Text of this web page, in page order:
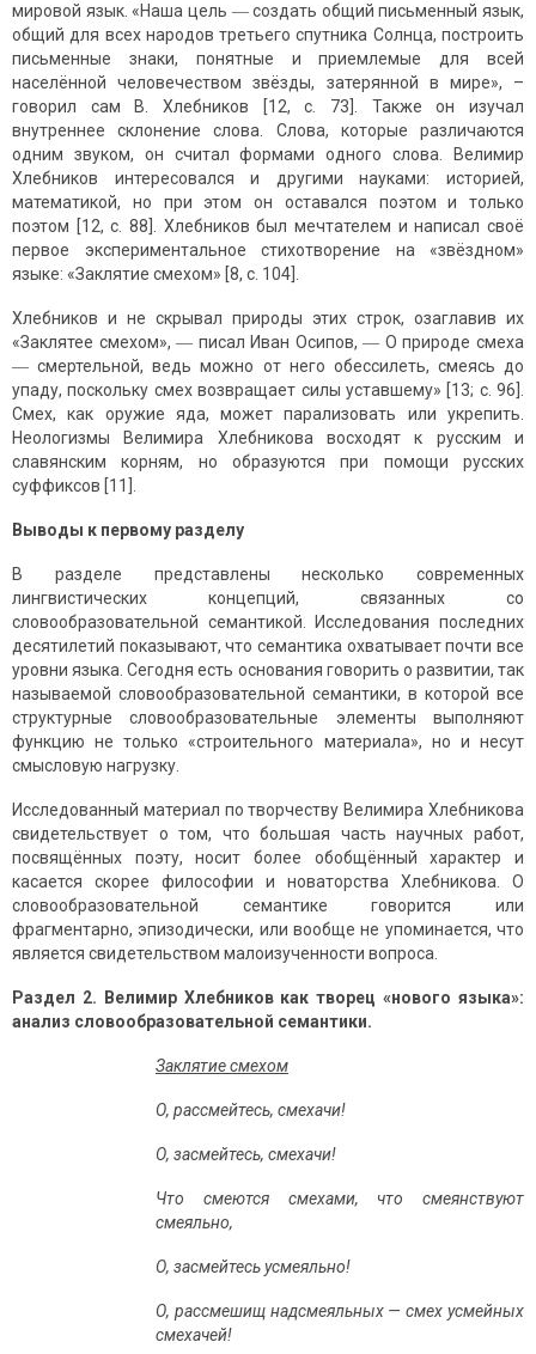
мировой язык. «Наша цель ― создать общий письменный язык,
общий для всех народов третьего спутника Солнца, построить
письменные знаки, понятные и приемлемые для всей
населённой человечеством звёзды, затерянной в мире», –
говорил сам В. Хлебников [12, с. 73]. Также он изучал
внутреннее склонение слова. Слова, которые различаются
одним звуком, он считал формами одного слова. Велимир
Хлебников интересовался и другими науками: историей,
математикой, но при этом он оставался поэтом и только
поэтом [12, с. 88]. Хлебников был мечтателем и написал своё
первое экспериментальное стихотворение на «звёздном»
языке: «Заклятие смехом» [8, с. 104].
Хлебников и не скрывал природы этих строк, озаглавив их
«Заклятее смехом», ― писал Иван Осипов, ― О природе смеха
― смертельной, ведь можно от него обессилеть, смеясь до
упаду, поскольку смех возвращает силы уставшему» [13; с. 96].
Смех, как оружие яда, может парализовать или укрепить.
Неологизмы Велимира Хлебникова восходят к русским и
славянским корням, но образуются при помощи русских
суффиксов [11].
Выводы к первому разделу
В разделе представлены несколько современных
лингвистических концепций, связанных со
словообразовательной семантикой. Исследования последних
десятилетий показывают, что семантика охватывает почти все
уровни языка. Сегодня есть основания говорить о развитии, так
называемой словообразовательной семантики, в которой все
структурные словообразовательные элементы выполняют
функцию не только «строительного материала», но и несут
смысловую нагрузку.
Исследованный материал по творчеству Велимира Хлебникова
свидетельствует о том, что большая часть научных работ,
посвящённых поэту, носит более обобщённый характер и
касается скорее философии и новаторства Хлебникова. О
словообразовательной семантике говорится или
фрагментарно, эпизодически, или вообще не упоминается, что
является свидетельством малоизученности вопроса.
Раздел 2. Велимир Хлебников как творец «нового языка»:
анализ словообразовательной семантики.
Заклятие смехом
О, рассмейтесь, смехачи!
О, засмейтесь, смехачи!
Что смеются смехами, что смеянствуют
смеяльно,
О, засмейтесь усмеяльно!
О, рассмешищ надсмеяльных — смех усмейных
смехачей!